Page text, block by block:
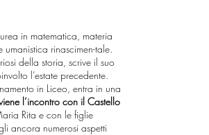
in matematica, materia
rinascimen-tale.
della storia, scrive il suo
l’estate precedente.
in Liceo, entra in una
l’incontro con il Castello
Rita e con le figlie
ancora numerosi aspetti